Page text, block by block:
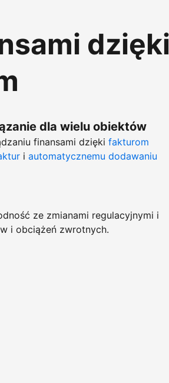
dzięki
dla wielu obiektów
finansami dzięki fakturom
i automatycznemu dodawaniu
ze zmianami regulacyjnymi i
i obciążeń zwrotnych.